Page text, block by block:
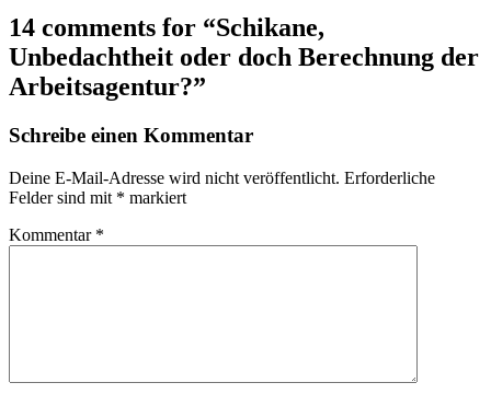
14 comments for “Schikane,
Unbedachtheit oder doch Berechnung der
Arbeitsagentur?”
Schreibe einen Kommentar
Deine E-Mail-Adresse wird nicht veröffentlicht. Erforderliche
Felder sind mit * markiert
Kommentar *